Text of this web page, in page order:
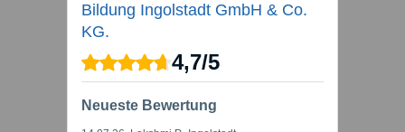
Bildung Ingolstadt GmbH & Co.
KG.
4,7/5
Neueste Bewertung